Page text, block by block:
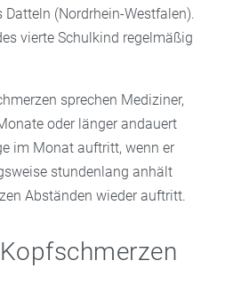
(Nordrhein-Westfalen).
vierte Schulkind regelmäßig
sprechen Mediziner,
oder länger andauert
im Monat auftritt, wenn er
stundenlang anhält
Abständen wieder auftritt.